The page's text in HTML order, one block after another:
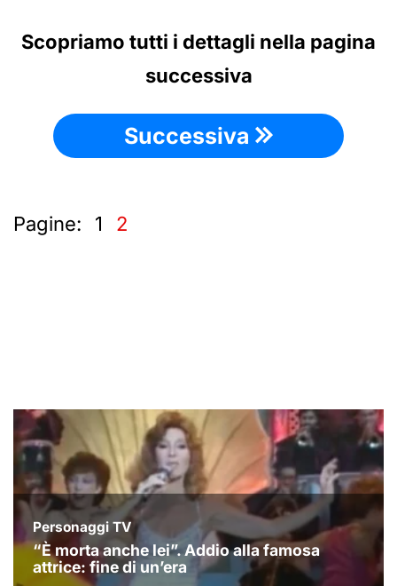
Scopriamo tutti i dettagli nella pagina
successiva
Successiva
Pagine: 1 2